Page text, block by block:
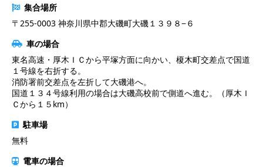
集合場所
〒255-0003 神奈川県中郡大磯町大磯１３９８−６
車の場合
東名高速・厚木ＩＣから平塚方面に向かい、榎木町交差点で国道
１号線を右折する。
消防署前交差点を左折して大磯港へ。
国道１３４号線利用の場合は大磯高校前で側道へ進む。（厚木Ｉ
Ｃから１５km）
駐車場
無料
電車の場合